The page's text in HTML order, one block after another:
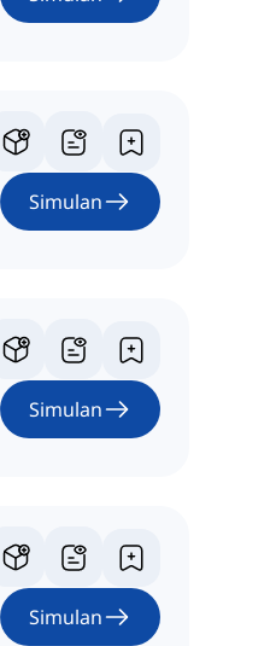
Simulan
Simulan
Simulan